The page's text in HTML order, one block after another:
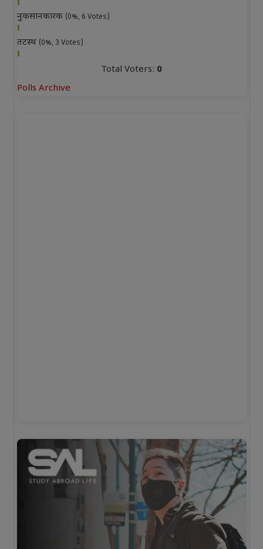
नुकसानकारक (0%, 6 Votes)
तटस्थ (0%, 3 Votes)
Total Voters: 0
Polls Archive